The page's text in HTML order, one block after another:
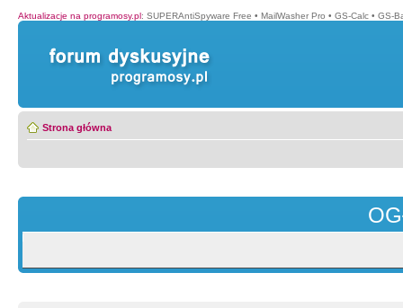
Aktualizacje na programosy.pl: SUPERAntiSpyware Free • MailWasher Pro • GS-Calc • GS-
Strona główna